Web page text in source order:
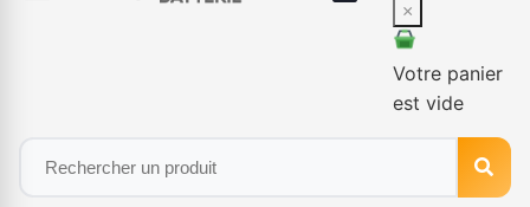
×
Votre panier
est vide